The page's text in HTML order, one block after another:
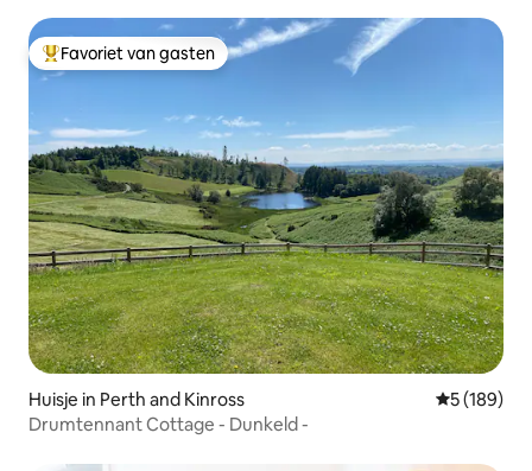
Topfavoriet van gasten
Favoriet van gasten
Huisje in Perth and Kinross
5 (189)
Drumtennant Cottage - Dunkeld -